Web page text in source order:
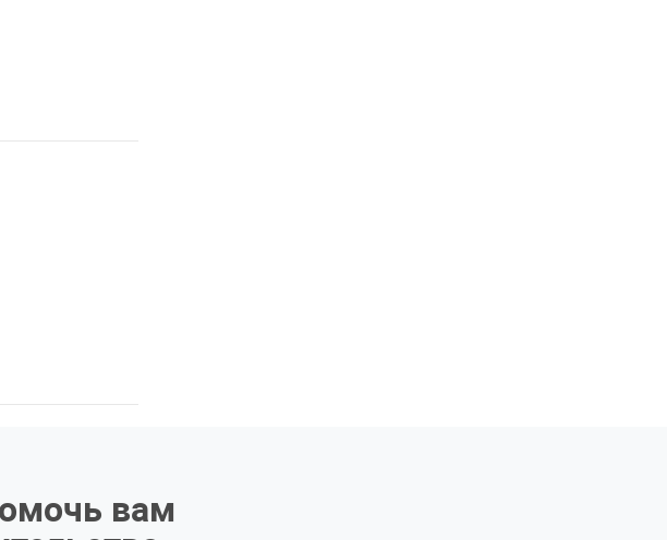
вам